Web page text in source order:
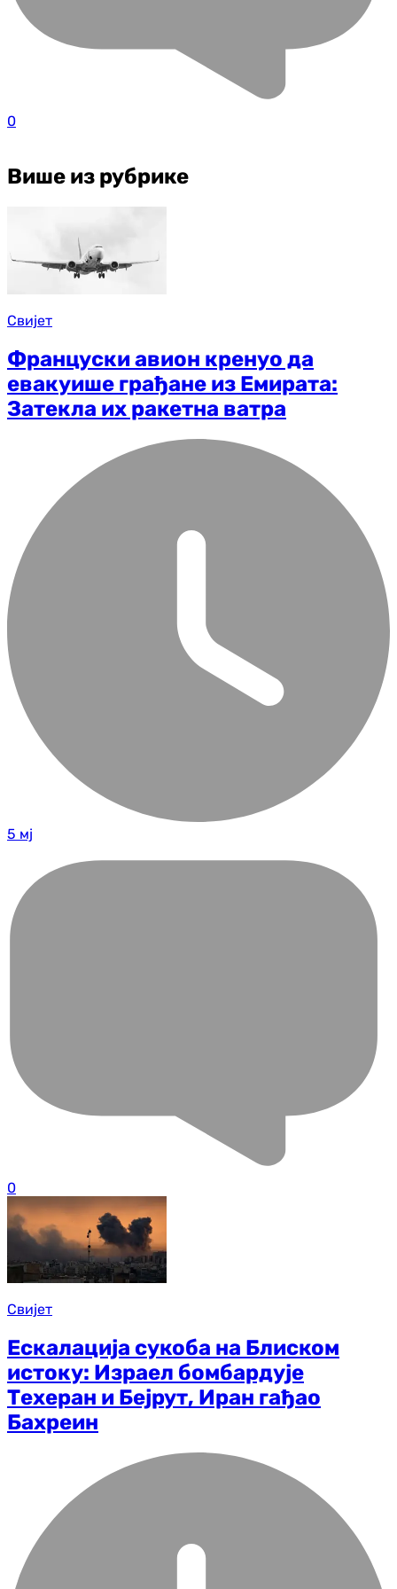
0
Више из рубрике
Свијет
Француски авион кренуо да
евакуише грађане из Емирата:
Затекла их ракетна ватра
5 мј
0
Свијет
Ескалација сукоба на Блиском
истоку: Израел бомбардује
Техеран и Бејрут, Иран гађао
Бахреин